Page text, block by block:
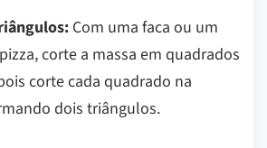
Com uma faca ou um
corte a massa em quadrados
corte cada quadrado na
dois triângulos.